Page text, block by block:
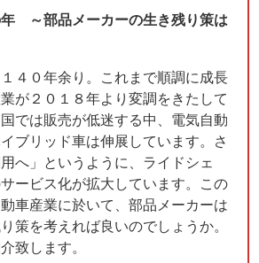
年 ～部品メーカーの生き残り策は
４０年余り。これまで順調に成長
が２０１８年より変調をきたして
では販売が低迷する中、電気自動
ブリッド車は伸展しています。さ
へ」というように、ライドシェ
ービス化が拡大しています。この
車産業に於いて、部品メーカーは
策を考えれば良いのでしょうか。
致します。